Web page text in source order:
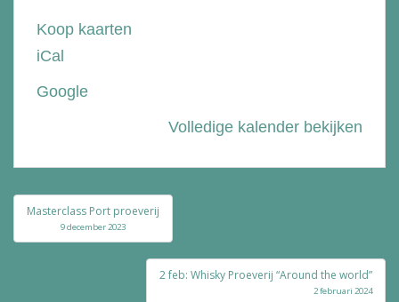
de
Koop kaarten
iCal
Google
Volledige kalender bekijken
Bericht
navigatie
Masterclass Port proeverij
9 december 2023
2 feb: Whisky Proeverij “Around the world”
2 februari 2024